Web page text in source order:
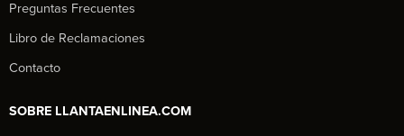
Preguntas Frecuentes
Libro de Reclamaciones
Contacto
SOBRE LLANTAENLINEA.COM